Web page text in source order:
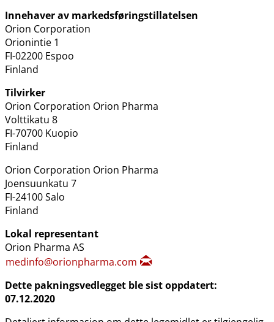
Innehaver av markedsføringstillatelsen
Orion Corporation
Orionintie 1
FI-02200 Espoo
Finland
Tilvirker
Orion Corporation Orion Pharma
Volttikatu 8
FI-70700 Kuopio
Finland
Orion Corporation Orion Pharma
Joensuunkatu 7
FI-24100 Salo
Finland
Lokal representant
Orion Pharma AS
medinfo@orionpharma.com
Dette pakningsvedlegget ble sist oppdatert:
07.12.2020